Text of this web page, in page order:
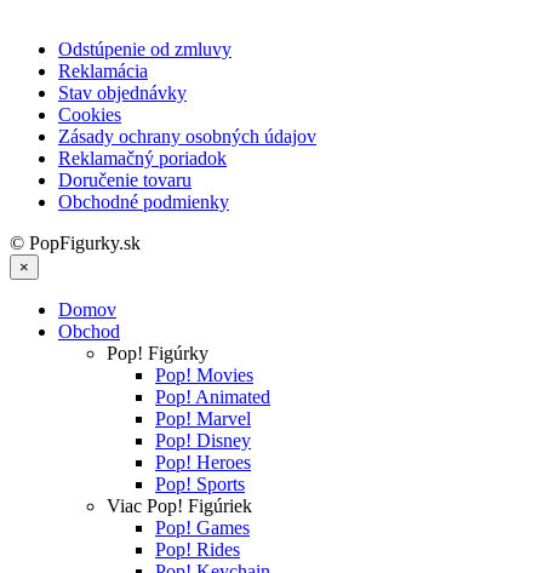
Odstúpenie od zmluvy
Reklamácia
Stav objednávky
Cookies
Zásady ochrany osobných údajov
Reklamačný poriadok
Doručenie tovaru
Obchodné podmienky
© PopFigurky.sk
×
Domov
Obchod
Pop! Figúrky
Pop! Movies
Pop! Animated
Pop! Marvel
Pop! Disney
Pop! Heroes
Pop! Sports
Viac Pop! Figúriek
Pop! Games
Pop! Rides